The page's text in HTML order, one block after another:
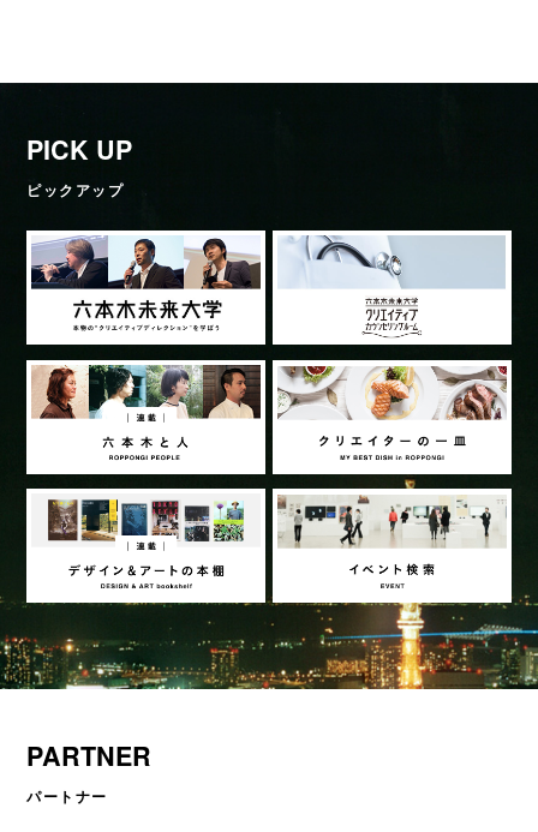
PICK UP
ピックアップ
PARTNER
パートナー